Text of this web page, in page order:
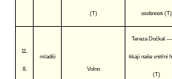
(T) osobnosti (T)
11.
8.
mladší
Volno
Tereza Dočkal
tikají naše vnitřní
(T)